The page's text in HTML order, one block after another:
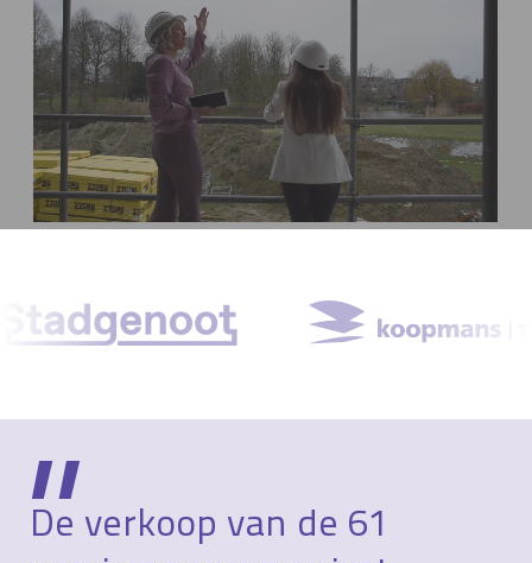
De verkoop van de 61